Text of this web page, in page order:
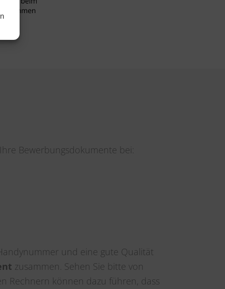
Bewerbungsdokumente bei:
und eine gute Qualität
zusammen. Sehen Sie bitte von
Rechnern können dazu führen, dass